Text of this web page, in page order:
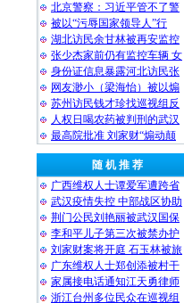
北京警察：习近平管不了警
被以“污辱国家领导人”行
湖北访民余甘林被再安监控
张少杰家前仍有监控车辆 女
身份证信息暴露河北访民张
网友渺小（梁海怡）被以煽
苏州访民钱才珍找巡视组反
人权日喝农药被判刑的武汉
最高院批准 刘家财“煽动颠
随 机 推 荐
广西维权人士谭爱军遭跨省
武汉疫情失控 中部战区协助
荆门公民刘艳丽被武汉国保
李和平儿子第三次被禁办护
刘家财案将开庭 石玉林被旅
广东维权人士郑创添被村干
家属接电话通知江天勇律师
浙江台州多位民众在巡视组